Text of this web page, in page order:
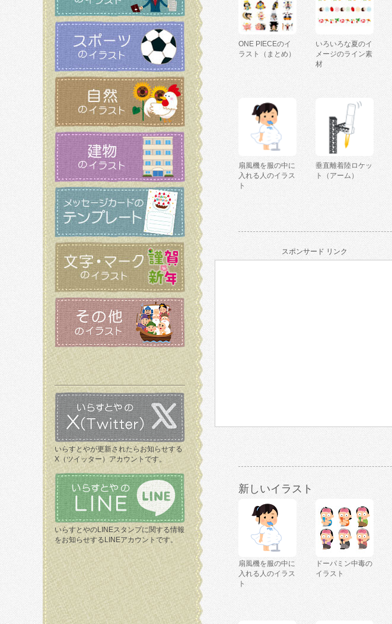
いらすとやが更新されたらお知らせする
X（ツイッター）アカウントです。
いらすとやのLINEスタンプに関する情報
をお知らせするLINEアカウントです。
ONE PIECEのイ
ラスト（まとめ）
いろいろな夏のイ
メージのライン素
材
扇風機を服の中に
入れる人のイラス
ト
垂直離着陸ロケッ
ト（アーム）
スポンサード リンク
新しいイラスト
扇風機を服の中に
入れる人のイラス
ト
ドーパミン中毒の
イラスト